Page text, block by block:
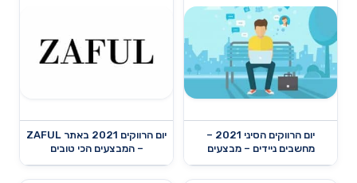
יום הרווקים הסיני 2021 –
מחשבים ניידים – מבצעים
יום הרווקים 2021 באתר ZAFUL
– המבצעים הכי טובים